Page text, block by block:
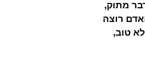
מתוק,
רוצה
טוב,